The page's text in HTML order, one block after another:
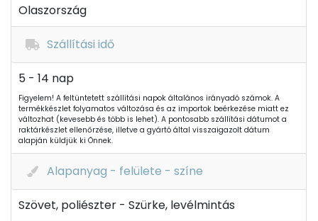
Olaszország
Szállítási idő
5 - 14 nap
Figyelem! A feltüntetett szállítási napok általános irányadó számok. A
termékkészlet folyamatos változása és az importok beérkezése miatt ez
változhat (kevesebb és több is lehet). A pontosabb szállítási dátumot a
raktárkészlet ellenőrzése, illetve a gyártó által visszaigazolt dátum
alapján küldjük ki Önnek.
Alapanyag - felülete - színe
Szövet, poliészter - Szürke, levélmintás